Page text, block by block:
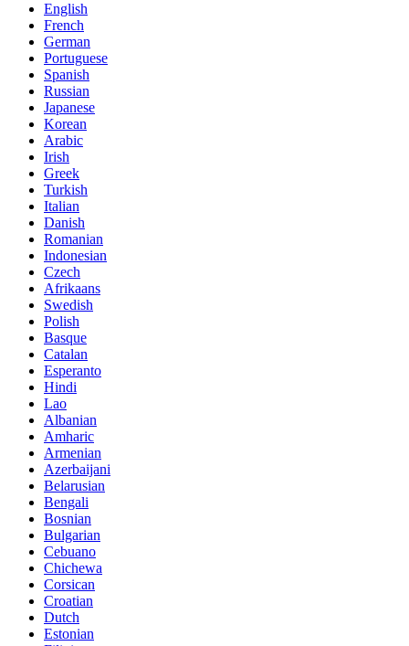
English
French
German
Portuguese
Spanish
Russian
Japanese
Korean
Arabic
Irish
Greek
Turkish
Italian
Danish
Romanian
Indonesian
Czech
Afrikaans
Swedish
Polish
Basque
Catalan
Esperanto
Hindi
Lao
Albanian
Amharic
Armenian
Azerbaijani
Belarusian
Bengali
Bosnian
Bulgarian
Cebuano
Chichewa
Corsican
Croatian
Dutch
Estonian